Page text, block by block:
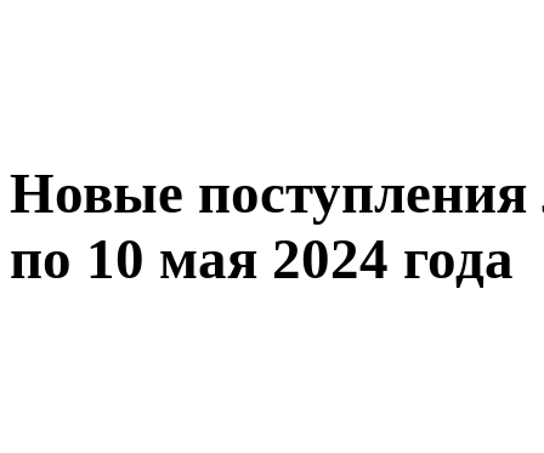
Новые поступления
по 10 мая 2024 года